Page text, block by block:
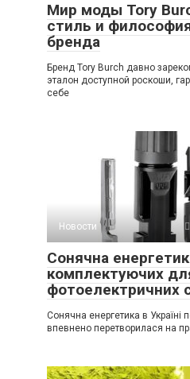
Мир моды Tory
стиль и
бренда
Бренд Tory Burch давно
эталон доступной роскоши,
себе
Новости
Сонячна
комплектуючих
фотоелектричних
Сонячна енергетика в Україні
впевнено перетворилася на